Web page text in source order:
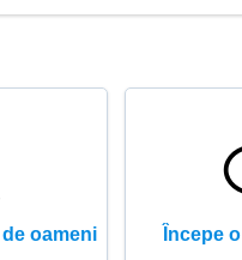
de oameni Începe